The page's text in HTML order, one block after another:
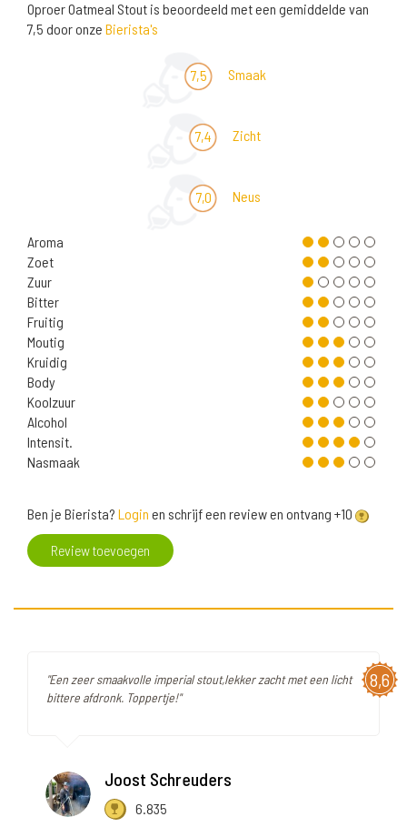
Oproer Oatmeal Stout is beoordeeld met een gemiddelde van
7,5 door onze Bierista's
7,5 Smaak
7,4 Zicht
7,0 Neus
Aroma
Zoet
Zuur
Bitter
Fruitig
Moutig
Kruidig
Body
Koolzuur
Alcohol
Intensit.
Nasmaak
Ben je Bierista? Login en schrijf een review en ontvang +10
Review toevoegen
8,6
"Een zeer smaakvolle imperial stout,lekker zacht met een licht
bittere afdronk. Toppertje!"
Joost Schreuders
6.835